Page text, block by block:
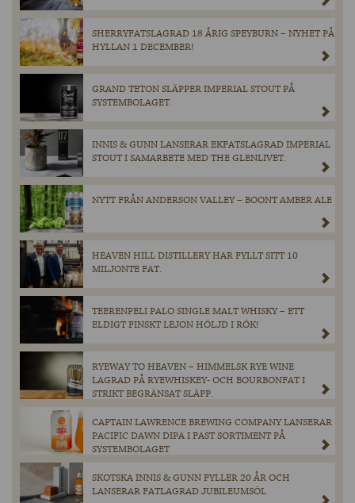
SHERRYFATSLAGRAD 18 ÅRIG SPEYBURN – NYHET PÅ
HYLLAN 1 DECEMBER!
GRAND TETON SLÄPPER IMPERIAL STOUT PÅ
SYSTEMBOLAGET.
INNIS & GUNN LANSERAR EKFATSLAGRAD IMPERIAL
STOUT I SAMARBETE MED THE GLENLIVET.
NYTT FRÅN ANDERSON VALLEY – BOONT AMBER ALE
HEAVEN HILL DISTILLERY HAR FYLLT SITT 10
MILJONTE FAT.
TEERENPELI PALO SINGLE MALT WHISKY – ETT
ELDIGT FINSKT LEJON HÖLJD I RÖK!
RYEWAY TO HEAVEN – HIMMELSK RYE WINE
LAGRAD PÅ RYEWHISKEY- OCH BOURBONFAT I
STRIKT BEGRÄNSAT SLÄPP.
CAPTAIN LAWRENCE BREWING COMPANY LANSERAR
PACIFIC DAWN DIPA I FAST SORTIMENT PÅ
SYSTEMBOLAGET
SKOTSKA INNIS & GUNN FYLLER 20 ÅR OCH
LANSERAR FATLAGRAD JUBILEUMSÖL